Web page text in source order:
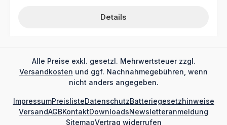
Details
Alle Preise exkl. gesetzl. Mehrwertsteuer zzgl.
Versandkosten und ggf. Nachnahmegebühren, wenn
nicht anders angegeben.
ImpressumPreislisteDatenschutzBatteriegesetzhinweise
VersandAGBKontaktDownloadsNewsletteranmeldung
SitemapVertrag widerrufen